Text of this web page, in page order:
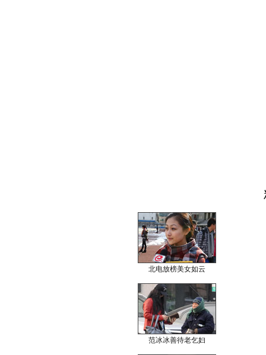
北电放榜美女如云
范冰冰善待老乞妇